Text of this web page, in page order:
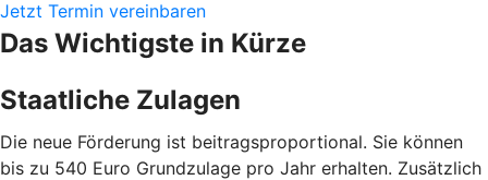
Jetzt Termin vereinbaren
Das Wichtigste in Kürze
Staatliche Zulagen
Die neue Förderung ist beitragsproportional. Sie können
bis zu 540 Euro Grundzulage pro Jahr erhalten. Zusätzlich